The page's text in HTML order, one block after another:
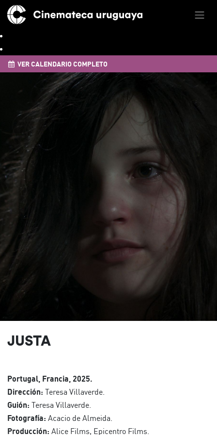
VER CALENDARIO COMPLETO
JUSTA
Portugal, Francia, 2025.
Dirección: Teresa Villaverde.
Guión: Teresa Villaverde.
Fotografía: Acacio de Almeida.
Producción: Alice Films, Epicentro Films.